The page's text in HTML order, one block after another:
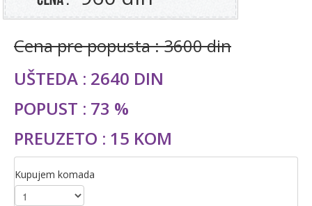
Cena pre popusta : 3600 din
UŠTEDA : 2640 DIN
POPUST : 73 %
PREUZETO : 15 KOM
Kupujem komada